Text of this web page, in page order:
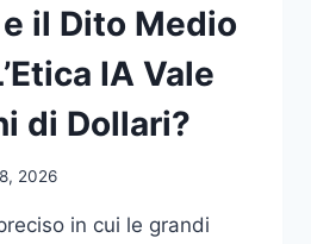
il Dito Medio
IA Vale
di Dollari?
2026
in cui le grandi